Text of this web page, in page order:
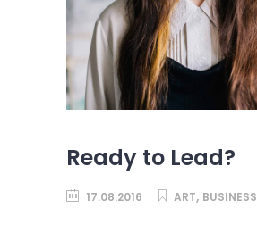
Ready to Lead?
17.08.2016 ART, BUSINESS